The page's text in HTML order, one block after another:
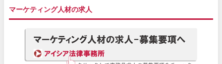
マーケティング人材の求人